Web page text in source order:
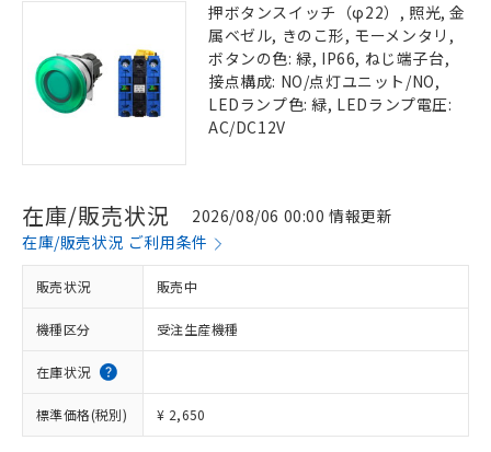
押ボタンスイッチ（φ22）, 照光, 金
属ベゼル, きのこ形, モーメンタリ,
ボタンの色: 緑, IP66, ねじ端子台,
接点構成: NO/点灯ユニット/NO,
LEDランプ色: 緑, LEDランプ電圧:
AC/DC12V
在庫/販売状況
2026/08/06 00:00 情報更新
在庫/販売状況 ご利用条件
販売状況 販売中
機種区分 受注生産機種
在庫状況
標準価格(税別) ¥ 2,650